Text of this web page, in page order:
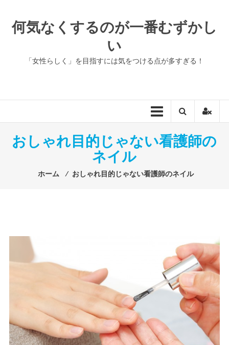
ッ
何気なくするのが一番むずかし
い
「女性らしく」を目指すには気をつける点が多すぎる！
おしゃれ目的じゃない看護師の
ネイル
ホーム ⁄ おしゃれ目的じゃない看護師のネイル